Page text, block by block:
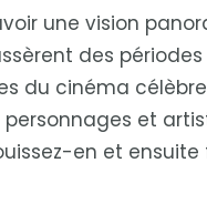
une vision
des
du cinéma
et
en et